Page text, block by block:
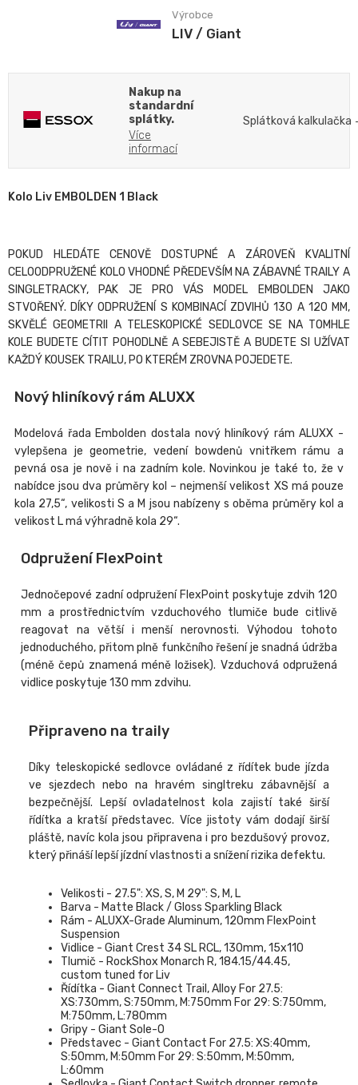
Výrobce
LIV / Giant
Nakup na
standardní
splátky.
Více
informací
Splátková kalkulačka
Kolo Liv EMBOLDEN 1 Black
POKUD HLEDÁTE CENOVĚ DOSTUPNÉ A ZÁROVEŇ KVALITNÍ
CELOODPRUŽENÉ KOLO VHODNÉ PŘEDEVŠÍM NA ZÁBAVNÉ TRAILY A
SINGLETRACKY, PAK JE PRO VÁS MODEL EMBOLDEN JAKO
STVOŘENÝ. DÍKY ODPRUŽENÍ S KOMBINACÍ ZDVIHŮ 130 A 120 MM,
SKVĚLÉ GEOMETRII A TELESKOPICKÉ SEDLOVCE SE NA TOMHLE
KOLE BUDETE CÍTIT POHODLNĚ A SEBEJISTĚ A BUDETE SI UŽÍVAT
KAŽDÝ KOUSEK TRAILU, PO KTERÉM ZROVNA POJEDETE.
Nový hliníkový rám ALUXX
Modelová řada Embolden dostala nový hliníkový rám ALUXX -
vylepšena je geometrie, vedení bowdenů vnitřkem rámu a
pevná osa je nově i na zadním kole. Novinkou je také to, že v
nabídce jsou dva průměry kol – nejmenší velikost XS má pouze
kola 27,5“, velikosti S a M jsou nabízeny s oběma průměry kol a
velikost L má výhradně kola 29“.
Odpružení FlexPoint
Jednočepové zadní odpružení FlexPoint poskytuje zdvih 120
mm a prostřednictvím vzduchového tlumiče bude citlivě
reagovat na větší i menší nerovnosti. Výhodou tohoto
jednoduchého, přitom plně funkčního řešení je snadná údržba
(méně čepů znamená méně ložisek). Vzduchová odpružená
vidlice poskytuje 130 mm zdvihu.
Připraveno na traily
Díky teleskopické sedlovce ovládané z řídítek bude jízda
ve sjezdech nebo na hravém singltreku zábavnější a
bezpečnější. Lepší ovladatelnost kola zajistí také širší
řídítka a kratší představec. Více jistoty vám dodají širší
pláště, navíc kola jsou připravena i pro bezdušový provoz,
který přináší lepší jízdní vlastnosti a snížení rizika defektu.
Velikosti - 27.5": XS, S, M 29": S, M, L
Barva - Matte Black / Gloss Sparkling Black
Rám - ALUXX-Grade Aluminum, 120mm FlexPoint
Suspension
Vidlice - Giant Crest 34 SL RCL, 130mm, 15x110
Tlumič - RockShox Monarch R, 184.15/44.45,
custom tuned for Liv
Řídítka - Giant Connect Trail, Alloy For 27.5:
XS:730mm, S:750mm, M:750mm For 29: S:750mm,
M:750mm, L:780mm
Gripy - Giant Sole-O
Představec - Giant Contact For 27.5: XS:40mm,
S:50mm, M:50mm For 29: S:50mm, M:50mm,
L:60mm